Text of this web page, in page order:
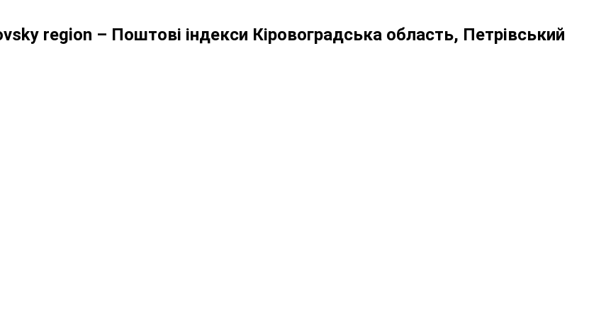
region – Поштові індекси Кіровоградська область, Петрівський